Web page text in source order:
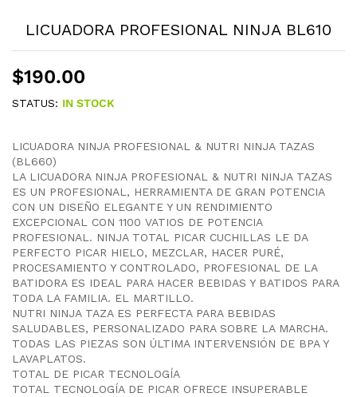
LICUADORA PROFESIONAL NINJA BL610
$190.00
STATUS: IN STOCK
LICUADORA NINJA PROFESIONAL & NUTRI NINJA TAZAS
(BL660)
LA LICUADORA NINJA PROFESIONAL & NUTRI NINJA TAZAS
ES UN PROFESIONAL, HERRAMIENTA DE GRAN POTENCIA
CON UN DISEÑO ELEGANTE Y UN RENDIMIENTO
EXCEPCIONAL CON 1100 VATIOS DE POTENCIA
PROFESIONAL. NINJA TOTAL PICAR CUCHILLAS LE DA
PERFECTO PICAR HIELO, MEZCLAR, HACER PURÉ,
PROCESAMIENTO Y CONTROLADO, PROFESIONAL DE LA
BATIDORA ES IDEAL PARA HACER BEBIDAS Y BATIDOS PARA
TODA LA FAMILIA. EL MARTILLO.
NUTRI NINJA TAZA ES PERFECTA PARA BEBIDAS
SALUDABLES, PERSONALIZADO PARA SOBRE LA MARCHA.
TODAS LAS PIEZAS SON ÚLTIMA INTERVENSIÓN DE BPA Y
LAVAPLATOS.
TOTAL DE PICAR TECNOLOGÍA
TOTAL TECNOLOGÍA DE PICAR OFRECE INSUPERABLE